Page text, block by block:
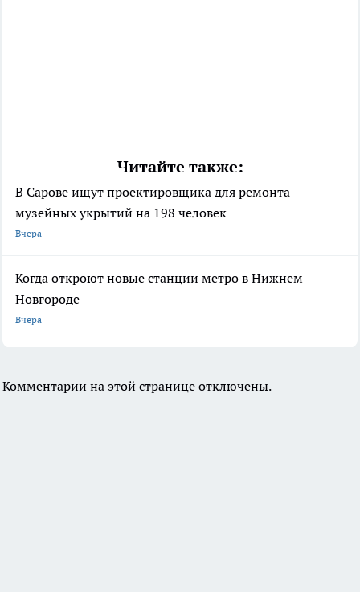
Читайте также:
В Сарове ищут проектировщика для ремонта
музейных укрытий на 198 человек
Вчера
Когда откроют новые станции метро в Нижнем
Новгороде
Вчера
Комментарии на этой странице отключены.